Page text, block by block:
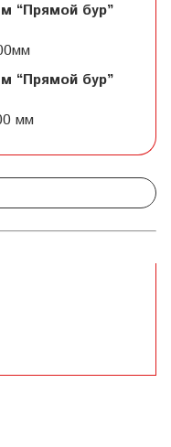
“Прямой бур”
“Прямой бур”
мм